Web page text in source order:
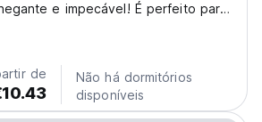
e impecável! É perfeito para
de Balamban. Sem dúvida, um
hotéis para aventureiros solo!...
de
Não há dormitórios
disponíveis